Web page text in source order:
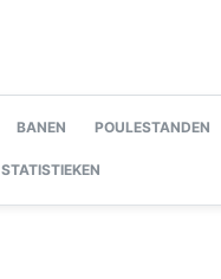
BANEN POULESTANDEN
STATISTIEKEN